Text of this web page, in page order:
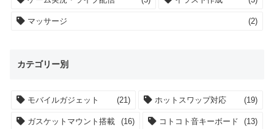
マッサージ (2)
カテゴリー別
モバイルガジェット (21) ホットスワップ対応 (19)
ガスケットマウント搭載 (16) コトコト音キーボード (13)